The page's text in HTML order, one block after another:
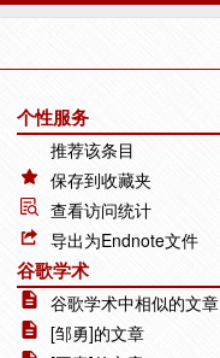
个性服务
推荐该条目
保存到收藏夹
查看访问统计
导出为Endnote文件
谷歌学术
谷歌学术中相似的文章
[邹勇]的文章